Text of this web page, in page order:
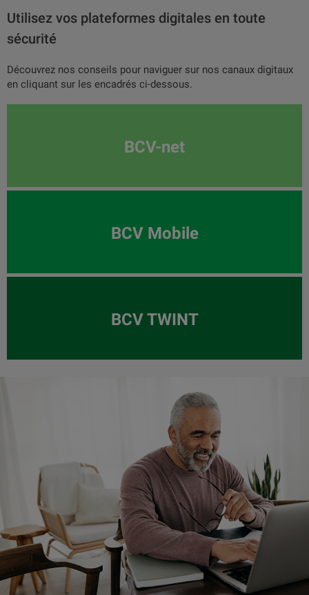
Utilisez vos plateformes digitales en toute
sécurité
Découvrez nos conseils pour naviguer sur nos canaux digitaux
en cliquant sur les encadrés ci-dessous.
BCV-net
BCV Mobile
BCV TWINT